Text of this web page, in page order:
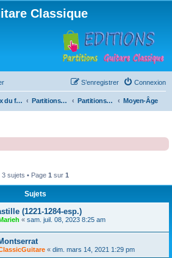
Classique
Connexion
S’enregistrer
Index du forum Partitions pour guitare en libre téléchargement Partitions classées par compositeur Moyen-Âge
3 sujets • Page 1 sur 1
Sujets
(1221-1284-esp.)
« sam. juil. 08, 2023 8:25 am
« dim. mars 14, 2021 1:29 pm